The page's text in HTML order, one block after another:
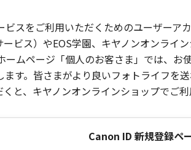
ビスをご利用いただくためのユーザー
ビス）やEOS学園、キヤノンオンラ
ームページ「個人のお客さま」では、
す。皆さまがより良いフォトライフを
と、キヤノンオンラインショップでご
Canon ID 新規登録ペ